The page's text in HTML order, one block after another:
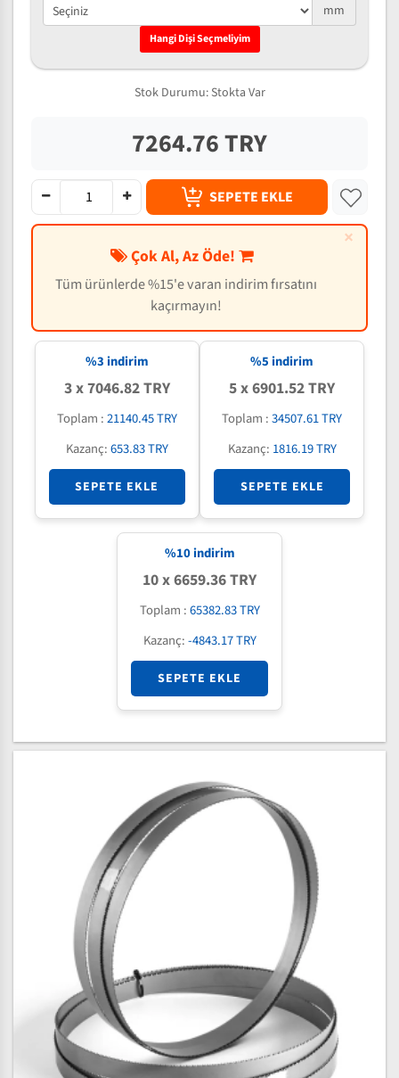
mm
Hangi Dişi Seçmeliyim
Stok Durumu: Stokta Var
7264.76 TRY
SEPETE EKLE
×
Çok Al, Az Öde!
Tüm ürünlerde %15'e varan indirim fırsatını
kaçırmayın!
%3 indirim
3 x 7046.82 TRY
Toplam :21140.45 TRY
Kazanç:653.83 TRY
SEPETE EKLE
%5 indirim
5 x 6901.52 TRY
Toplam :34507.61 TRY
Kazanç: 1816.19 TRY
SEPETE EKLE
%10indirim
10 x 6659.36 TRY
Toplam :65382.83 TRY
Kazanç:-4843.17 TRY
SEPETE EKLE